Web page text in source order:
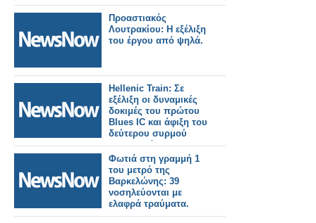
Προαστιακός
Λουτρακίου: Η εξέλιξη
του έργου από ψηλά.
Hellenic Train: Σε
εξέλιξη οι δυναμικές
δοκιμές του πρώτου
Blues IC και άφιξη του
δεύτερου συρμού
στην Ελλάδα.
Φωτιά στη γραμμή 1
του μετρό της
Βαρκελώνης: 39
νοσηλεύονται με
ελαφρά τραύματα.